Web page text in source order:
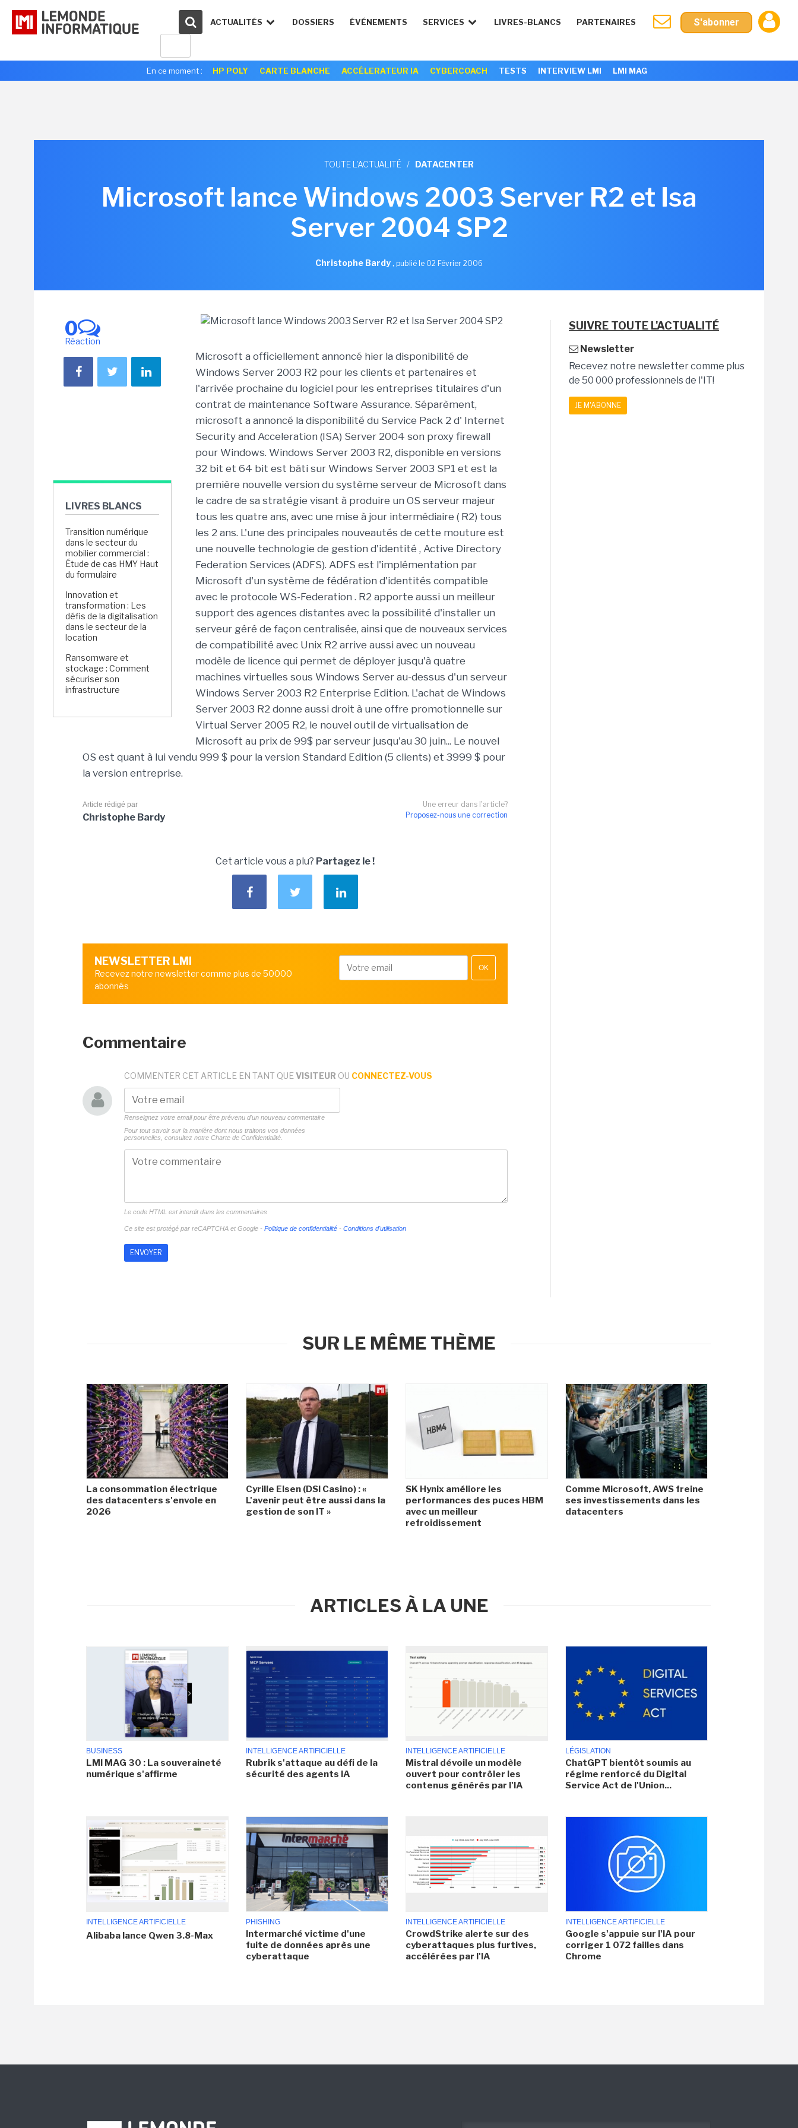
ACTUALITÉS DOSSIERS ÉVÉNEMENTS SERVICES LIVRES-BLANCS PARTENAIRES S'abonner
En ce moment : HP POLY CARTE BLANCHE ACCÉLERATEUR IA CYBERCOACH TESTS INTERVIEW LMI LMI MAG
TOUTE L'ACTUALITÉ / DATACENTER
Microsoft lance Windows 2003 Server R2 et Isa
Server 2004 SP2
Christophe Bardy, publié le 02 Février 2006
0
Réaction
LIVRES BLANCS
Transition numérique
dans le secteur du
mobilier commercial :
Étude de cas HMY Haut
du formulaire
Innovation et
transformation : Les
défis de la digitalisation
dans le secteur de la
location
Ransomware et
stockage : Comment
sécuriser son
infrastructure
Microsoft a officiellement annoncé hier la disponibilité de
Windows Server 2003 R2 pour les clients et partenaires et
l'arrivée prochaine du logiciel pour les entreprises titulaires d'un
contrat de maintenance Software Assurance. Séparèment,
microsoft a annoncé la disponibilité du Service Pack 2 d' Internet
Security and Acceleration (ISA) Server 2004 son proxy firewall
pour Windows. Windows Server 2003 R2, disponible en versions
32 bit et 64 bit est bâti sur Windows Server 2003 SP1 et est la
première nouvelle version du système serveur de Microsoft dans
le cadre de sa stratégie visant à produire un OS serveur majeur
tous les quatre ans, avec une mise à jour intermédiaire ( R2) tous
les 2 ans. L'une des principales nouveautés de cette mouture est
une nouvelle technologie de gestion d'identité , Active Directory
Federation Services (ADFS). ADFS est l'implémentation par
Microsoft d'un système de fédération d'identités compatible
avec le protocole WS-Federation . R2 apporte aussi un meilleur
support des agences distantes avec la possibilité d'installer un
serveur géré de façon centralisée, ainsi que de nouveaux services
de compatibilité avec Unix R2 arrive aussi avec un nouveau
modèle de licence qui permet de déployer jusqu'à quatre
machines virtuelles sous Windows Server au-dessus d'un serveur
Windows Server 2003 R2 Enterprise Edition. L'achat de Windows
Server 2003 R2 donne aussi droit à une offre promotionnelle sur
Virtual Server 2005 R2, le nouvel outil de virtualisation de
Microsoft au prix de 99$ par serveur jusqu'au 30 juin... Le nouvel
OS est quant à lui vendu 999 $ pour la version Standard Edition (5 clients) et 3999 $ pour
la version entreprise.
Une erreur dans l'article?
Proposez-nous une correction
Article rédigé par
Christophe Bardy
Cet article vous a plu? Partagez le !
NEWSLETTER LMI
Recevez notre newsletter comme plus de 50000
abonnés
OK
Commentaire
COMMENTER CET ARTICLE EN TANT QUE VISITEUR OU CONNECTEZ-VOUS
Renseignez votre email pour être prévenu d'un nouveau commentaire
Pour tout savoir sur la manière dont nous traitons vos données
personnelles, consultez notre Charte de Confidentialité.
Le code HTML est interdit dans les commentaires
Ce site est protégé par reCAPTCHA et Google - Politique de confidentialité - Conditions d'utilisation
SUIVRE TOUTE L'ACTUALITÉ
Newsletter
Recevez notre newsletter comme plus
de 50 000 professionnels de l'IT!
JE M'ABONNE
SUR LE MÊME THÈME
La consommation électrique
des datacenters s'envole en
2026
Cyrille Elsen (DSI Casino) : «
L'avenir peut être aussi dans la
gestion de son IT »
SK Hynix améliore les
performances des puces HBM
avec un meilleur
refroidissement
Comme Microsoft, AWS freine
ses investissements dans les
datacenters
ARTICLES À LA UNE
BUSINESS
LMI MAG 30 : La souveraineté
numérique s'affirme
INTELLIGENCE ARTIFICIELLE
Rubrik s'attaque au défi de la
sécurité des agents IA
INTELLIGENCE ARTIFICIELLE
Mistral dévoile un modèle
ouvert pour contrôler les
contenus générés par l'IA
LÉGISLATION
ChatGPT bientôt soumis au
régime renforcé du Digital
Service Act de l'Union...
INTELLIGENCE ARTIFICIELLE
Alibaba lance Qwen 3.8-Max
PHISHING
Intermarché victime d'une
fuite de données après une
cyberattaque
INTELLIGENCE ARTIFICIELLE
CrowdStrike alerte sur des
cyberattaques plus furtives,
accélérées par l'IA
INTELLIGENCE ARTIFICIELLE
Google s'appuie sur l'IA pour
corriger 1 072 failles dans
Chrome